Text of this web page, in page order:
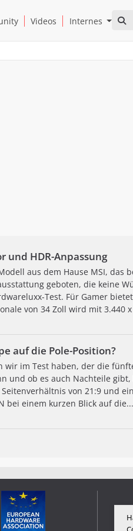
Submenu
Videos Internes Open
und HDR-Anpassung
aus dem Hause MSI,
geboten, die keine
Test. Für Gamer
von 34 Zoll wird mit 3.440 x
auf die Pole-Position?
wir im Test haben, der die
und ob es auch Nachteile
von 21:9 und
bei einem kurzen Blick auf die...